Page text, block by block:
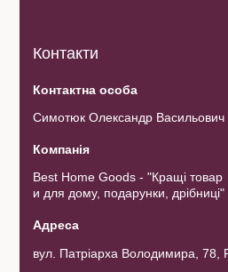
Контакти
Симотюк Олександр Васильович
Best Home Goods - "Кращі товар
и для дому, подарунки, дрібниці"
вул. Патріарха Володимира, 78,